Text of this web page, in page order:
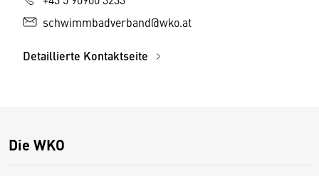
schwimmbadverband@wko.at
Detaillierte Kontaktseite
Die WKO